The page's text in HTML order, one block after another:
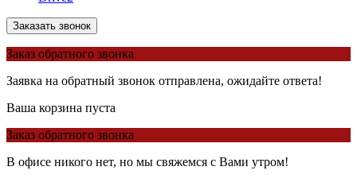
Заказать звонок
Заказ обратного звонка
Заявка на обратный звонок отправлена, ожидайте ответа!
Ваша корзина пуста
Заказ обратного звонка
В офисе никого нет, но мы свяжемся с Вами утром!